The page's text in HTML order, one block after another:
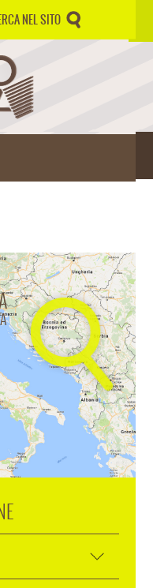
NEL SITO